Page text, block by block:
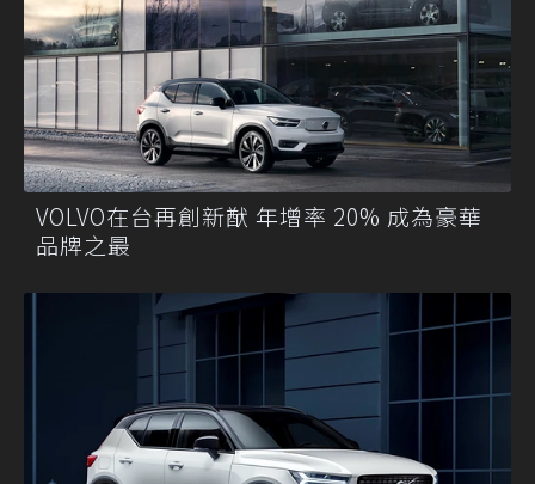
VOLVO在台再創新猷 年增率 20% 成為豪華
品牌之最